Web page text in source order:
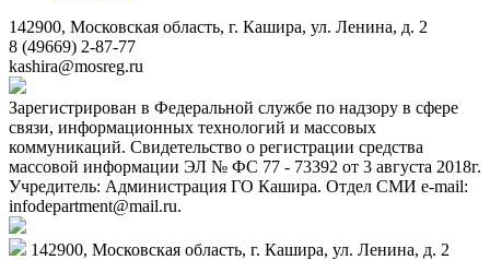
142900, Московская область, г. Кашира, ул. Ленина, д. 2
8 (49669) 2-87-77
kashira@mosreg.ru
Зарегистрирован в Федеральной службе по надзору в сфере
связи, информационных технологий и массовых
коммуникаций. Свидетельство о регистрации средства
массовой информации ЭЛ № ФС 77 - 73392 от 3 августа 2018г.
Учредитель: Администрация ГО Кашира. Отдел СМИ e-mail:
infodepartment@mail.ru.
142900, Московская область, г. Кашира, ул. Ленина, д. 2